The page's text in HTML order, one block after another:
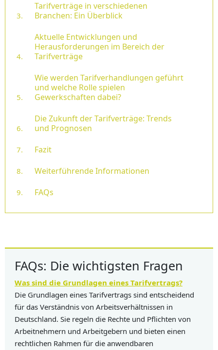
Tarifverträge in verschiedenen
Branchen: Ein Überblick
Aktuelle Entwicklungen und
Herausforderungen im Bereich der
Tarifverträge
Wie werden Tarifverhandlungen geführt
und welche Rolle spielen
Gewerkschaften dabei?
Die Zukunft der Tarifverträge: Trends
und Prognosen
Fazit
Weiterführende Informationen
FAQs
FAQs: Die wichtigsten Fragen
Was sind die Grundlagen eines Tarifvertrags?
Die Grundlagen eines Tarifvertrags sind entscheidend
für das Verständnis von Arbeitsverhältnissen in
Deutschland. Sie regeln die Rechte und Pflichten von
Arbeitnehmern und Arbeitgebern und bieten einen
rechtlichen Rahmen für die anwendbaren